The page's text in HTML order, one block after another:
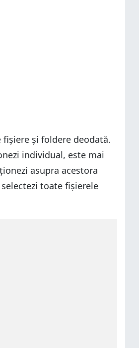
și foldere deodată.
individual, este mai
asupra acestora
toate fișierele